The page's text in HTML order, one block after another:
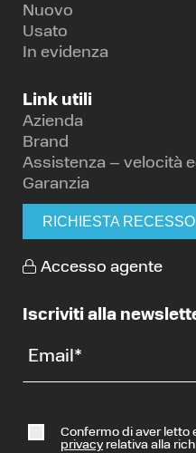
Nuovo
Usato
In evidenza
Link utili
Azienda
Brand
Assistenza – velocità
Garanzia
RICHIESTA RECESSO
Accesso agente
Iscriviti alla
Email*
Confermo di aver letto
privacyrelativa alla